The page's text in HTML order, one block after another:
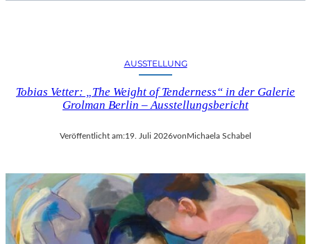
AUSSTELLUNG
Tobias Vetter: „The Weight of Tenderness“ in der Galerie
Grolman Berlin – Ausstellungsbericht
Veröffentlicht am:19. Juli 2026vonMichaela Schabel